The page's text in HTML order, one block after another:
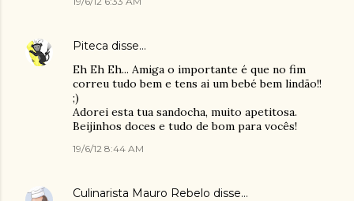
Piteca disse…
Eh Eh Eh... Amiga o importante é que no fim
correu tudo bem e tens ai um bebé bem lindão!!
;)
Adorei esta tua sandocha, muito apetitosa.
Beijinhos doces e tudo de bom para vocês!
19/6/12 8:44 AM
Culinarista Mauro Rebelo disse…